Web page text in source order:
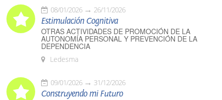
08/01/2026 26/11/2026
Estimulación Cognitiva
OTRAS ACTIVIDADES DE PROMOCIÓN DE LA
AUTONOMÍA PERSONAL Y PREVENCIÓN DE LA
DEPENDENCIA
Ledesma
09/01/2026 31/12/2026
Construyendo mi Futuro